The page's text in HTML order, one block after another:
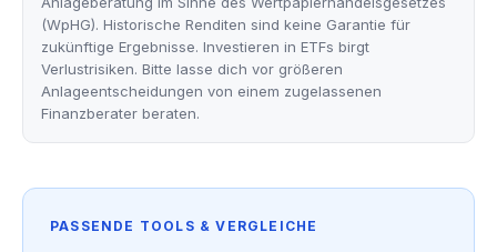
(WpHG). Historische Renditen sind keine Garantie für
zukünftige Ergebnisse. Investieren in ETFs birgt
Verlustrisiken. Bitte lasse dich vor größeren
Anlageentscheidungen von einem zugelassenen
Finanzberater beraten.
PASSENDE TOOLS & VERGLEICHE